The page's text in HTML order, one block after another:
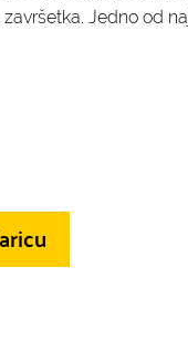
Jedno od